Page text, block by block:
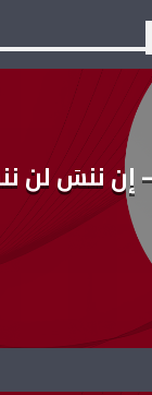
إن ننسَ لن